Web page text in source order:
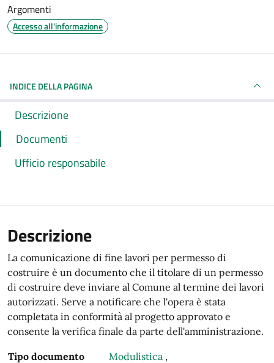
Argomenti
Accesso all'informazione
INDICE DELLA PAGINA
Descrizione
Documenti
Ufficio responsabile
Descrizione
La comunicazione di fine lavori per permesso di
costruire è un documento che il titolare di un permesso
di costruire deve inviare al Comune al termine dei lavori
autorizzati. Serve a notificare che l'opera è stata
completata in conformità al progetto approvato e
consente la verifica finale da parte dell'amministrazione.
Tipo documento Modulistica ,